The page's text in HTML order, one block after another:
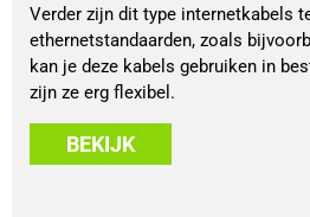
Verder zijn dit type internetkabels
ethernetstandaarden, zoals
kan je deze kabels gebruiken in
zijn ze erg flexibel.
BEKIJK